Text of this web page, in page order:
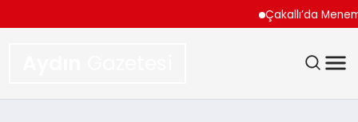
Çakallı’da